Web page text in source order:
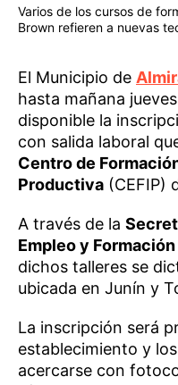
Varios de los cursos de
Brown refieren a nuevas
El Municipio de
hasta mañana
disponible la
con salida laboral
Centro de
Productiva (CEFIP)
A través de la
Empleo y
dichos talleres se
ubicada en Junín y
La inscripción será
establecimiento y
acercarse con